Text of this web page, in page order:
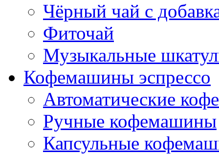
Чёрный чай с
Фиточай
Музыкальные
Кофемашины эспрессо
Автоматические
Ручные кофемашины
Капсульные